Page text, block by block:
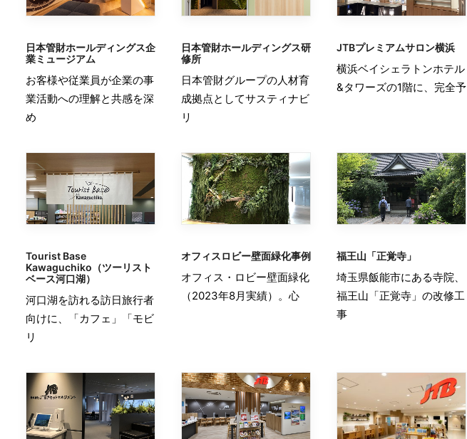
日本管財ホールディングス企
業ミュージアム
お客様や従業員が企業の事
業活動への理解と共感を深
め
日本管財ホールディングス研
修所
日本管財グループの人材育
成拠点としてサスティナビ
リ
JTBプレミアムサロン横浜
横浜ベイシェラトンホテル
&タワーズの1階に、完全予
Tourist Base
Kawaguchiko（ツーリスト
ベース河口湖）
河口湖を訪れる訪日旅行者
向けに、「カフェ」「モビ
リ
オフィスロビー壁面緑化事例
オフィス・ロビー壁面緑化
（2023年8月実績）。心
福王山「正覚寺」
埼玉県飯能市にある寺院、
福王山「正覚寺」の改修工
事